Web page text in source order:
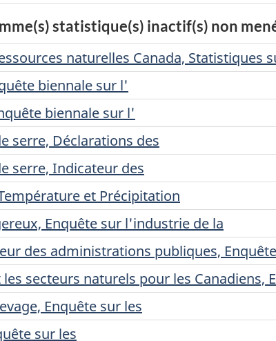
statistique(s) inactif(s) non
naturelles Canada, Statistiques
biennale sur l'
biennale sur l'
serre, Déclarations des
serre, Indicateur des
et Précipitation
Enquête sur l'industrie de la
des administrations publiques,
secteurs naturels pour les Canadiens,
Enquête sur les
sur les